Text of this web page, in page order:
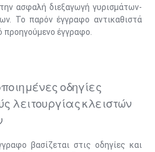
ασφαλή διεξαγωγή γυρισμάτων-
Το παρόν έγγραφο αντικαθιστά
προηγούμενο έγγραφο.
οδηγίες
λειτουργίας κλειστών
βασίζεται στις οδηγίες και